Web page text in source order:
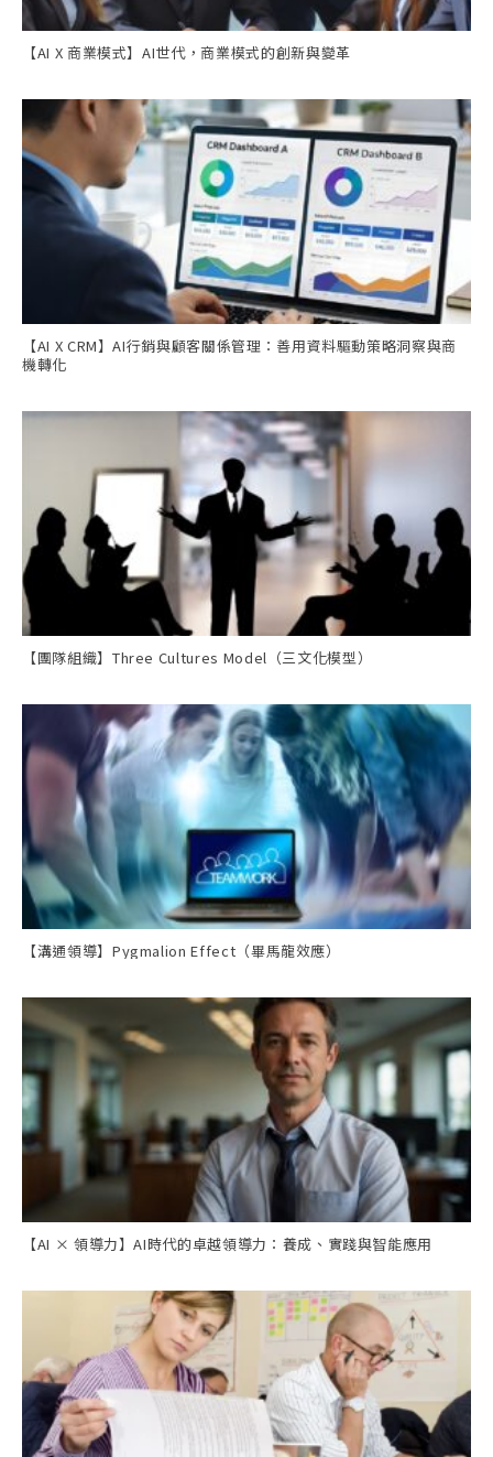
【AI X 商業模式】AI世代，商業模式的創新與變革
【AI X CRM】AI行銷與顧客關係管理：善用資料驅動策略洞察與商
機轉化
【團隊組織】Three Cultures Model（三文化模型）
【溝通領導】Pygmalion Effect（畢馬龍效應）
【AI × 領導力】AI時代的卓越領導力：養成、實踐與智能應用